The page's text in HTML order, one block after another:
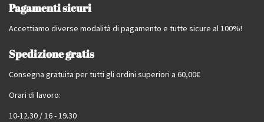
Pagamenti sicuri
Accettiamo diverse modalità di pagamento e tutte sicure al 100%!
Spedizione gratis
Consegna gratuita per tutti gli ordini superiori a 60,00€
Orari di lavoro:
10-12.30 / 16 - 19.30